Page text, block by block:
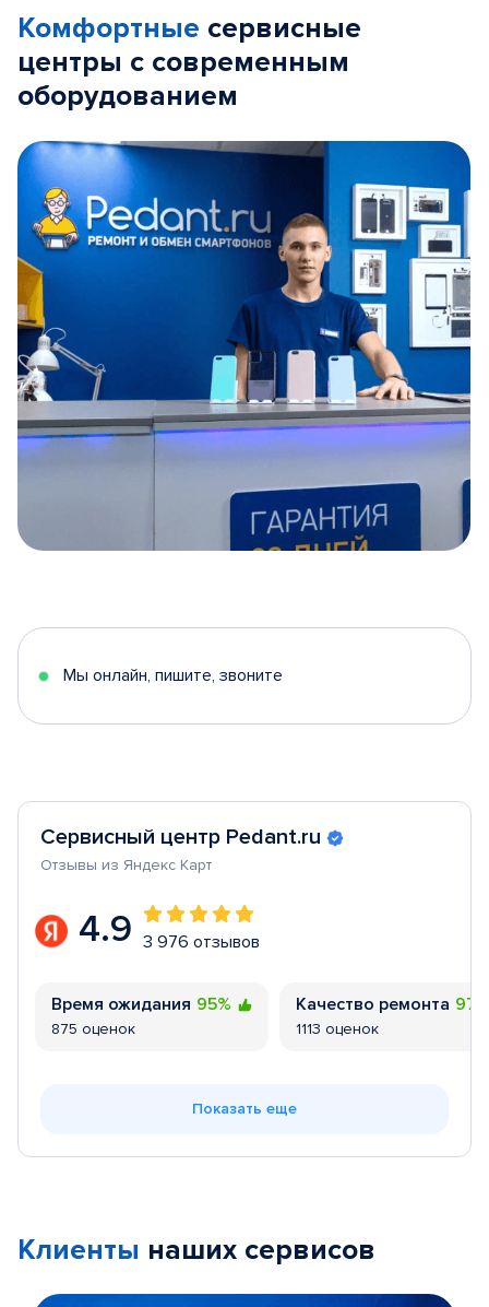
Комфортные сервисные
центры с современным
оборудованием
5
Мы онлайн, пишите, звоните
Сервисный центр Pedant.ru
Отзывы из Яндекс Карт
4.9 3 976 отзывов
Время ожидания 95%
875 оценок
Качество ремонта
1113 оценок
Показать еще
Клиенты наших сервисов